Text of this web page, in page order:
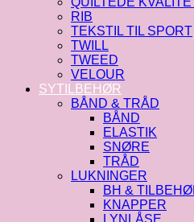
RIB
TEKSTIL TIL SPORT
TWILL
TWEED
VELOUR
SYTILBEHØR
BÅND & TRÅD
BÅND
ELASTIK
SNØRE
TRÅD
LUKNINGER
BH &
KNAPPER
LYNLÅSE